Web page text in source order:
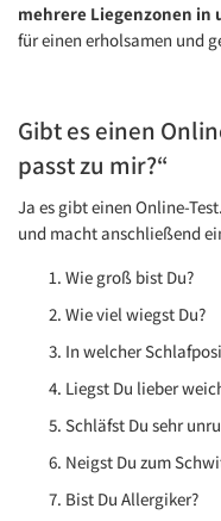
mehrere Liegenzonen in
für einen erholsamen und
Gibt es einen
passt zu mir?“
Ja es gibt einen Online-
und macht anschließend
Wie groß bist Du?
Wie viel wiegst Du?
In welcher
Liegst Du lieber
Schläfst Du sehr
Neigst Du zum
Bist Du Allergiker?